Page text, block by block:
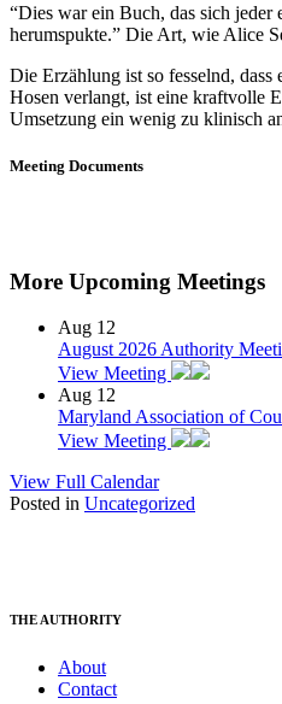
“Dies war ein Buch, das sich jeder
herumspukte.” Die Art, wie Alice
Die Erzählung ist so fesselnd, dass
Hosen verlangt, ist eine kraftvolle
Umsetzung ein wenig zu klinisch
Meeting Documents
More Upcoming Meetings
Aug 12
August 2026 Authority
View Meeting
Aug 12
Maryland Association of
View Meeting
View Full Calendar
Posted in Uncategorized
THE AUTHORITY
About
Contact